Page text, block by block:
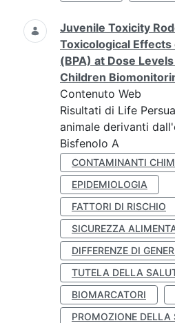
Juvenile Toxicity
Toxicological
(BPA) at Dose
Children
Contenuto Web
Risultati di Life
animale derivanti
Bisfenolo A
CONTAMINANTI
EPIDEMIOLOGIA
FATTORI DI RISCHIO
SICUREZZA
DIFFERENZE DI
TUTELA DELLA
BIOMARCATORI
PROMOZIONE DELLA